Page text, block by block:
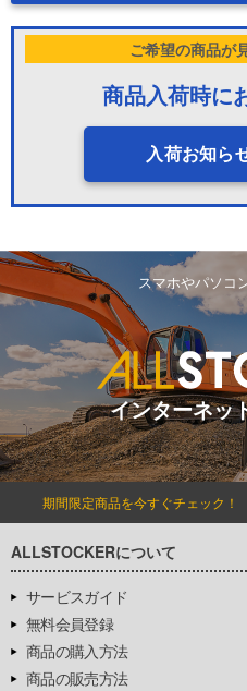
ご希望の商品が
商品入荷時に
入荷お知ら
スマホやパソコ
インターネッ
期間限定商品を今すぐチェック！
ALLSTOCKERについて
サービスガイド
無料会員登録
商品の購入方法
商品の販売方法